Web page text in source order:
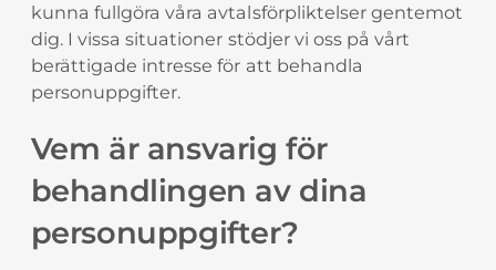
kunna fullgöra våra avtalsförpliktelser gentemot
dig. I vissa situationer stödjer vi oss på vårt
berättigade intresse för att behandla
personuppgifter.
Vem är ansvarig för
behandlingen av dina
personuppgifter?